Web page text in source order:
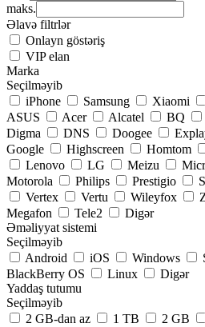
maks.
Əlavə filtrlər
Onlayn göstəriş
VIP elan
Marka
Seçilməyib
iPhone
Samsung Xiaomi
ASUS
Acer Alcatel BQ
Digma
DNS Doogee
Google
Highscreen Homtom
Lenovo
LG Meizu
Motorola
Philips Prestigio
Vertex
Vertu Wileyfox
Megafon
Tele2
Digər
Əməliyyat sistemi
Seçilməyib
Android
iOS Windows
BlackBerry OS
Linux
Digər
Yaddaş tutumu
Seçilməyib
2 GB-dan az
1 TB 2 GB